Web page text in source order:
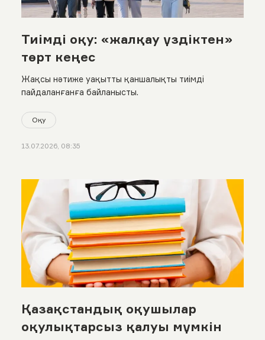
Тиімді оқу: «жалқау үздіктен»
төрт кеңес
Жақсы нәтиже уақытты қаншалықты тиімді
пайдаланғанға байланысты.
Оқу
13.07.2026, 08:35
Қазақстандық оқушылар
оқулықтарсыз қалуы мүмкін